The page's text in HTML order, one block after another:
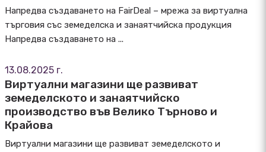
Напредва създаването на FairDeal – мрежа за виртуална
търговия със земеделска и занаятчийска продукция
Напредва създаването на ...
13.08.2025 г.
Виртуални магазини ще развиват
земеделското и занаятчийско
производство във Велико Търново и
Крайова
Виртуални магазини ще развиват земеделското и